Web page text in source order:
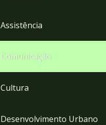
Assistência
Comunicação
Cultura
Desenvolvimento Urbano